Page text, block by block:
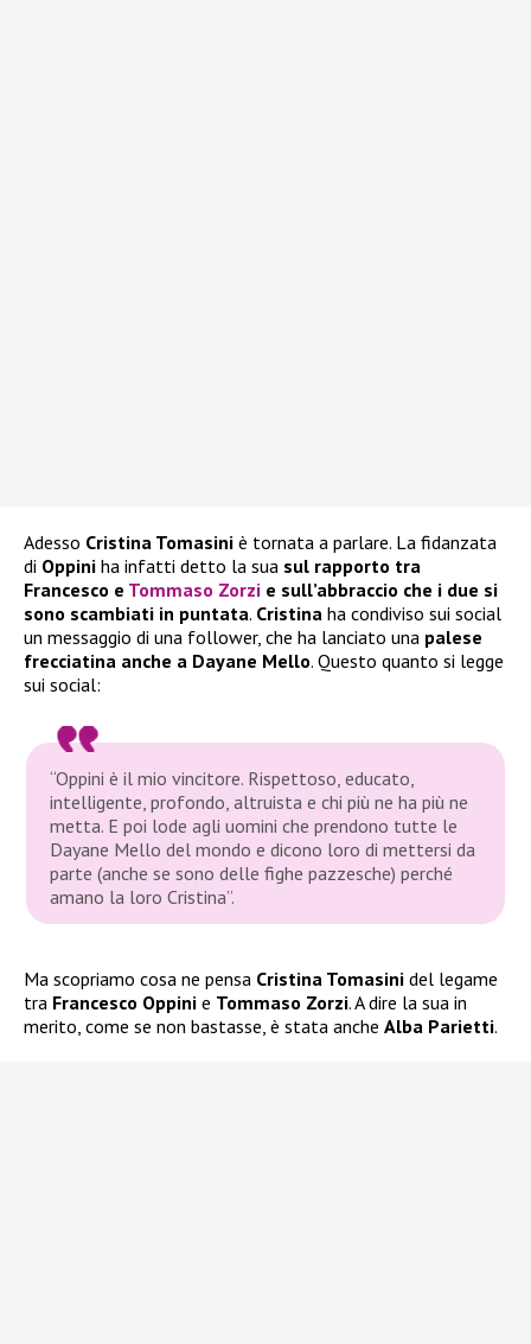
Adesso Cristina Tomasini è tornata a parlare. La fidanzata
di Oppini ha infatti detto la sua sul rapporto tra
Francesco e Tommaso Zorzi e sull’abbraccio che i due si
sono scambiati in puntata. Cristina ha condiviso sui social
un messaggio di una follower, che ha lanciato una palese
frecciatina anche a Dayane Mello. Questo quanto si legge
sui social:
“Oppini è il mio vincitore. Rispettoso, educato,
intelligente, profondo, altruista e chi più ne ha più ne
metta. E poi lode agli uomini che prendono tutte le
Dayane Mello del mondo e dicono loro di mettersi da
parte (anche se sono delle fighe pazzesche) perché
amano la loro Cristina”.
Ma scopriamo cosa ne pensa Cristina Tomasini del legame
tra Francesco Oppini e Tommaso Zorzi. A dire la sua in
merito, come se non bastasse, è stata anche Alba Parietti.